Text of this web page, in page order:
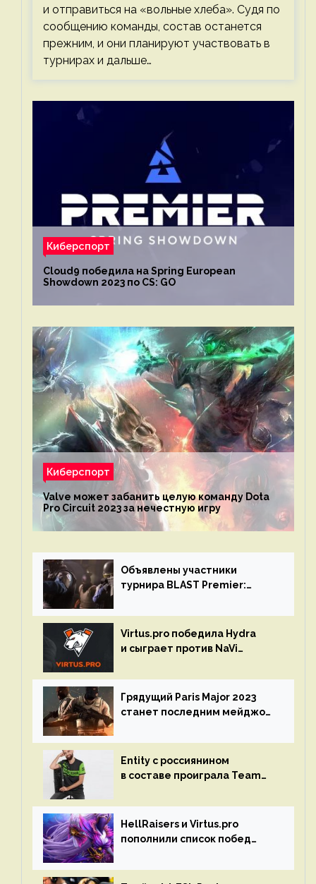
и отправиться на «вольные хлеба». Судя по
сообщению команды, состав останется
прежним, и они планируют участвовать в
турнирах и дальше…
Киберспорт
Cloud9 победила на Spring European
Showdown 2023 по CS: GO
Киберспорт
Valve может забанить целую команду Dota
Pro Circuit 2023 за нечестную игру
Объявлены участники
турнира BLAST Premier:
Virtus.pro победила Hydra
и сыграет против NaVi
Грядущий Paris Major 2023
станет последним мейджор-
Entity с россиянином
в составе проиграла Team
HellRaisers и Virtus.pro
пополнили список побед